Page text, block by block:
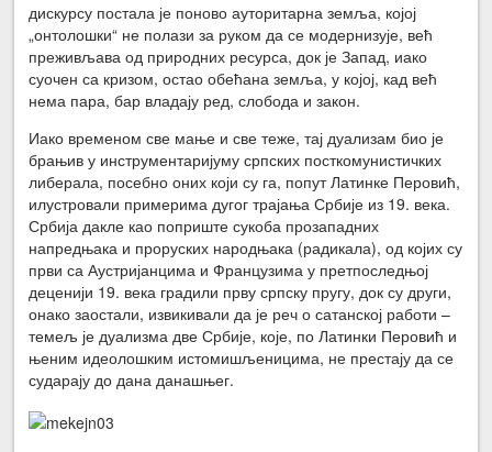
дискурсу постала је поново ауторитарна земља, којој
„онтолошки“ не полази за руком да се модернизује, већ
преживљава од природних ресурса, док је Запад, иако
суочен са кризом, остао обећана земља, у којој, кад већ
нема пара, бар владају ред, слобода и закон.
Иако временом све мање и све теже, тај дуализам био је
брањив у инструментаријуму српских посткомунистичких
либерала, посебно оних који су га, попут Латинке Перовић,
илустровали примерима дугог трајања Србије из 19. века.
Србија дакле као поприште сукоба прозападних
напредњака и проруских народњака (радикала), од којих су
први са Аустријанцима и Французима у претпоследњој
деценији 19. века градили прву српску пругу, док су други,
онако заостали, извикивали да је реч о сатанској работи –
темељ је дуализма две Србије, које, по Латинки Перовић и
њеним идеолошким истомишљеницима, не престају да се
сударају до дана данашњег.